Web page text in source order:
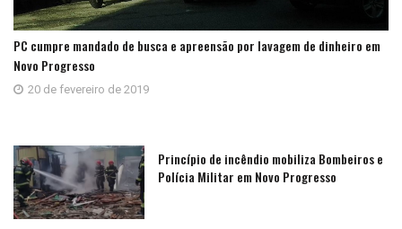
PC cumpre mandado de busca e apreensão por lavagem de dinheiro em
Novo Progresso
20 de fevereiro de 2019
Princípio de incêndio mobiliza Bombeiros e
Polícia Militar em Novo Progresso